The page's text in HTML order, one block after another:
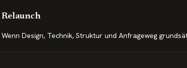
Relaunch
Wenn Design, Technik, Struktur und Anfrageweg